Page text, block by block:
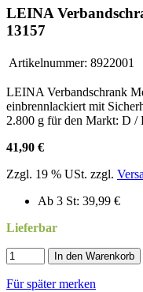
LEINA
13157
Artikelnummer: 8922001
LEINA Verbandschrank
einbrennlackiert mit
2.800 g für den Markt: D /
41,90 €
Zzgl. 19 % USt. zzgl.
Ab 3 St: 39,99 €
Lieferbar
In den Warenkorb
Für später merken